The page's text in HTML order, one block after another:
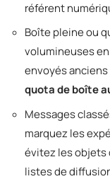
référent
Boîte pleine ou
volumineuses
envoyés
quota de boîte
Messages
marquez les
évitez les objets
listes de